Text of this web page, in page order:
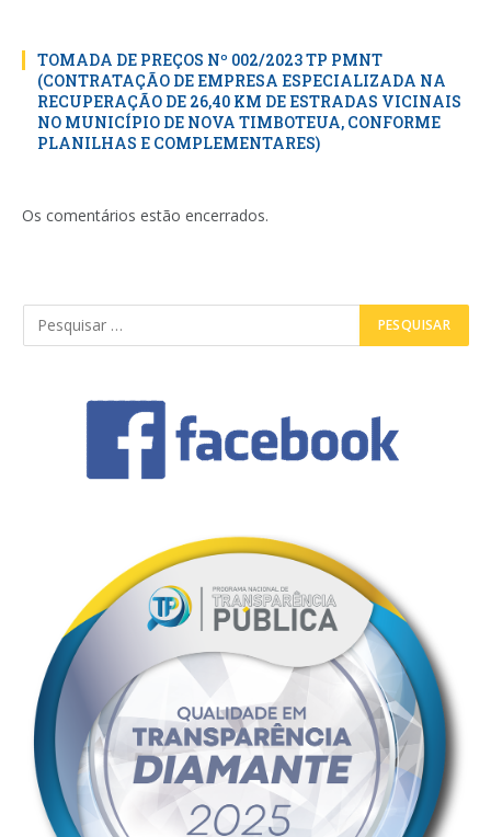
TOMADA DE PREÇOS Nº 002/2023 TP PMNT
(CONTRATAÇÃO DE EMPRESA ESPECIALIZADA NA
RECUPERAÇÃO DE 26,40 KM DE ESTRADAS VICINAIS
NO MUNICÍPIO DE NOVA TIMBOTEUA, CONFORME
PLANILHAS E COMPLEMENTARES)
Os comentários estão encerrados.